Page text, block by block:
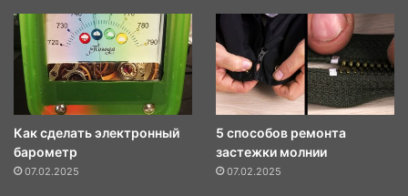
Как сделать электронный
барометр
07.02.2025
5 способов ремонта
застежки молнии
07.02.2025